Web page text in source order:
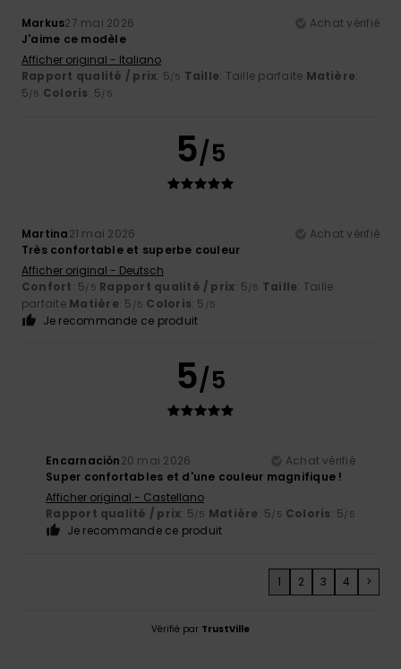
Markus27 mai 2026
Achat vérifié
J'aime ce modèle
Afficher original - Italiano
Rapport qualité / prix: 5/5 Taille: Taille parfaite Matière:
5/5 Coloris: 5/5
5/5
Martina21 mai 2026
Achat vérifié
Très confortable et superbe couleur
Afficher original - Deutsch
Confort: 5/5 Rapport qualité / prix: 5/5 Taille: Taille
parfaite Matière: 5 /5 Coloris: 5 /5
Je recommande ce produit
5/5
Encarnación20 mai 2026
Achat vérifié
Super confortables et d'une couleur magnifique !
Afficher original - Castellano
Rapport qualité / prix: 5/5 Matière: 5/5 Coloris: 5/5
Je recommande ce produit
1 2 3 4 >
Vérifié par TrustVille